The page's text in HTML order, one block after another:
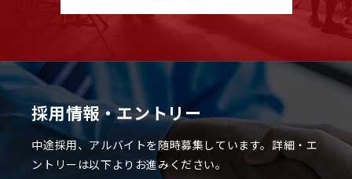
採用情報・エントリー
中途採用、アルバイトを随時募集しています。 詳細・エ
ントリーは以下よりお進みください。